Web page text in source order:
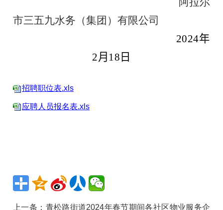
市三五九水务（集团）有限公司
2024年
2月18日
招聘职位表.xls
应聘人员报名表.xls
上一条： 青松路街道2024年春节期间各社区物业服务企